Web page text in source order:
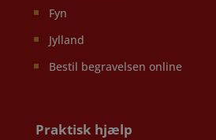
Fyn
Jylland
Bestil begravelsen online
Praktisk hjælp